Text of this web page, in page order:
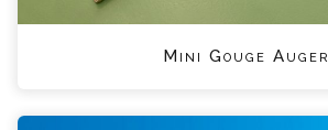
Mini Gouge Auger